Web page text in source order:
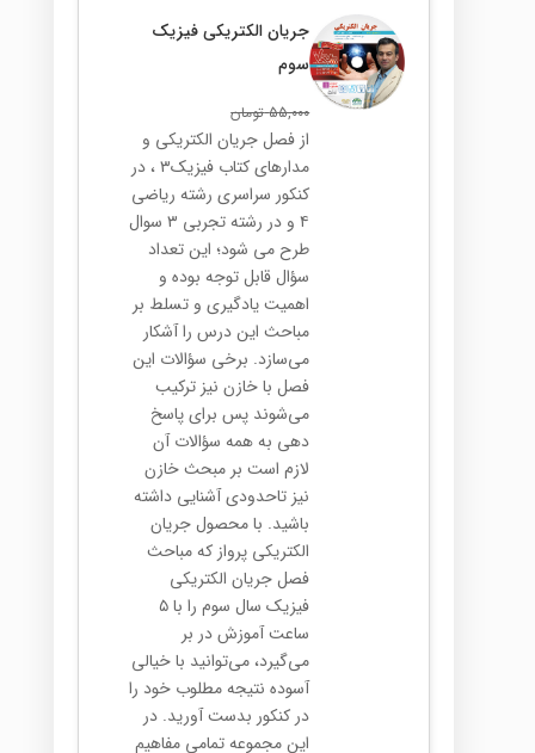
جریان الکتریکی فیزیک
سوم
55,000 تومان
از فصل جریان الکتریکی و
مدارهای کتاب فیزیک۳ ، در
کنکور سراسری رشته ریاضی
۴ و در رشته تجربی ۳ سوال
طرح می شود؛ این تعداد
سؤال قابل توجه بوده و
اهمیت یادگیری و تسلط بر
مباحث این درس را آشکار
می‌سازد. برخی سؤالات این
فصل با خازن نیز ترکیب
می‌شوند پس برای پاسخ
دهی به همه سؤالات آن
لازم است بر مبحث خازن
نیز تاحدودی آشنایی داشته
باشید. با محصول جریان
الکتریکی پرواز که مباحث
فصل جریان الکتریکی
فیزیک سال سوم را با ۵
ساعت آموزش در بر
می‌گیرد، می‌توانید با خیالی
آسوده نتیجه مطلوب خود را
در کنکور بدست آورید. در
این مجموعه تمامی مفاهیم